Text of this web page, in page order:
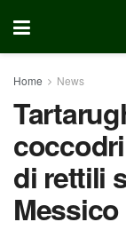
Home News
di rettili
Messico